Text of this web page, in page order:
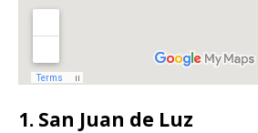
1. San Juan de Luz